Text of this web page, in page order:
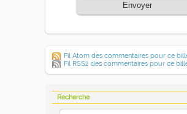
Envoyer
Fil Atom des commentaires pour ce
Fil RSS2 des commentaires pour ce
Recherche